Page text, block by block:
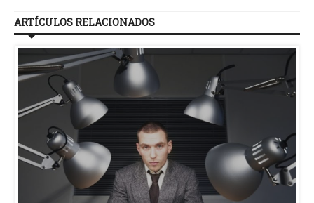
ARTÍCULOS RELACIONADOS